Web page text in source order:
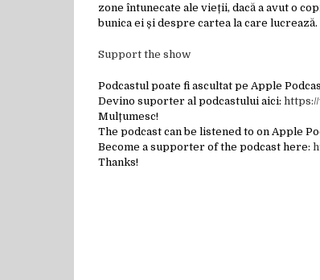
zone întunecate ale vieții, dacă a avut o
bunica ei și despre cartea la care lucrează.
Support the show
Podcastul poate fi ascultat pe Apple
Devino suporter al podcastului aici:
Mulțumesc!
The podcast can be listened to on Apple
Become a supporter of the podcast here:
Thanks!